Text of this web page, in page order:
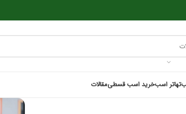
تهاتر اسبخرید اسب قسطیمقالات